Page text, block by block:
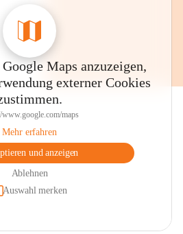
Maps anzuzeigen,
externer Cookies
www.google.com/maps
Mehr erfahren
und anzeigen
Ablehnen
Auswahl merken